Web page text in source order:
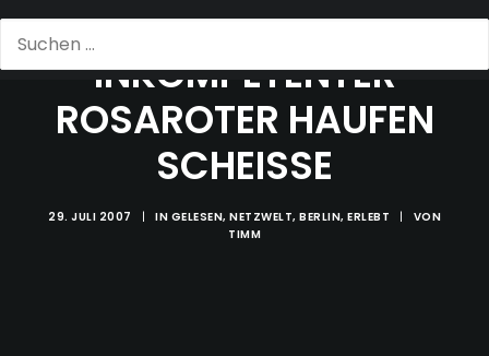
TELEKOM - EIN
INKOMPETENTER
ROSAROTER HAUFEN
SCHEISSE
29. JULI 2007 | IN GELESEN, NETZWELT, BERLIN, ERLEBT |
VON
TIMM